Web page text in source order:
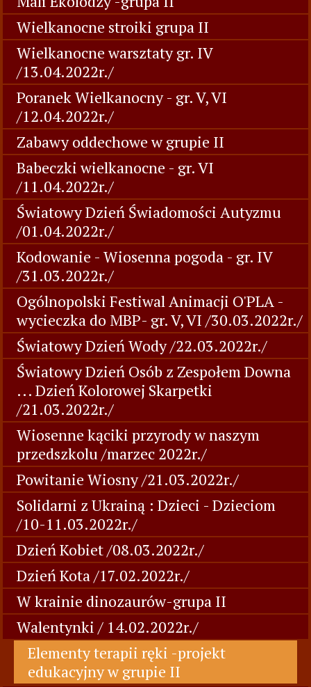
Wielkanocne stroiki grupa II
Wielkanocne warsztaty gr. IV
/13.04.2022r./
Poranek Wielkanocny - gr. V, VI
/12.04.2022r./
Zabawy oddechowe w grupie II
Babeczki wielkanocne - gr. VI
/11.04.2022r./
Światowy Dzień Świadomości Autyzmu
/01.04.2022r./
Kodowanie - Wiosenna pogoda - gr. IV
/31.03.2022r./
Ogólnopolski Festiwal Animacji O'PLA -
wycieczka do MBP- gr. V, VI /30.03.2022r./
Światowy Dzień Wody /22.03.2022r./
Światowy Dzień Osób z Zespołem Downa
... Dzień Kolorowej Skarpetki
/21.03.2022r./
Wiosenne kąciki przyrody w naszym
przedszkolu /marzec 2022r./
Powitanie Wiosny /21.03.2022r./
Solidarni z Ukrainą : Dzieci - Dzieciom
/10-11.03.2022r./
Dzień Kobiet /08.03.2022r./
Dzień Kota /17.02.2022r./
W krainie dinozaurów-grupa II
Walentynki / 14.02.2022r./
Elementy terapii ręki -projekt
edukacyjny w grupie II